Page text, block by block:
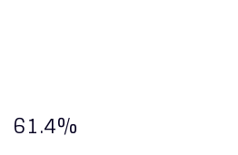
61.4%